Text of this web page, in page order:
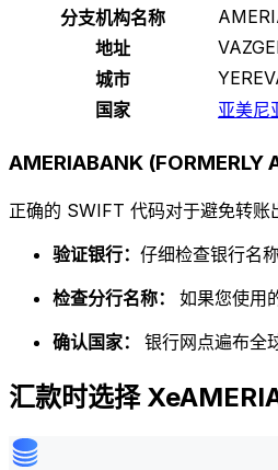
分支机构名称
地址
城市
国家
亚美尼
AMERIABANK (FORMERLY
正确的 SWIFT 代码对于避免转
验证银行： 仔细检查银行名
检查分行名称： 如果您使用
确认国家： 银行网点遍布全
汇款时选择